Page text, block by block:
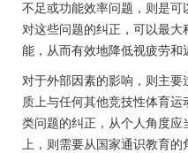
不足或功能效率问题，则是可
对这些问题的纠正，可以最
能，从而有效地降低视疲劳和
对于外部因素的影响，则主
质上与任何其他竞技性体育
类问题的纠正，从个人角度
上，则需要从国家通识教育的